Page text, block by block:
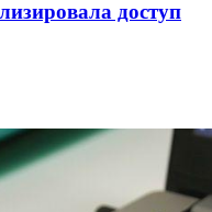
доступ